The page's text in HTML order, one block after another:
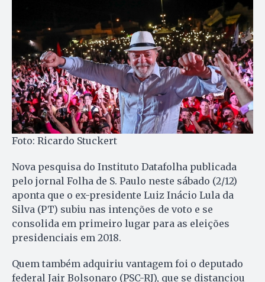
Foto: Ricardo Stuckert
Nova pesquisa do Instituto Datafolha publicada
pelo jornal Folha de S. Paulo neste sábado (2/12)
aponta que o ex-presidente Luiz Inácio Lula da
Silva (PT) subiu nas intenções de voto e se
consolida em primeiro lugar para as eleições
presidenciais em 2018.
Quem também adquiriu vantagem foi o deputado
federal Jair Bolsonaro (PSC-RJ), que se distanciou